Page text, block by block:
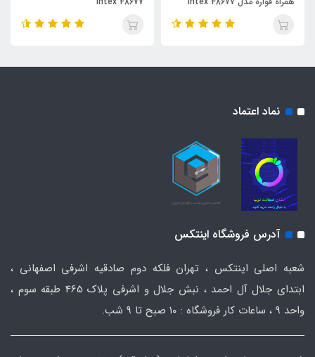
نماد اعتماد
آدرس فروشگاه اینتکس
شعبه اصلی اینتکس ، تهران فلکه دوم صادقیه اشرفی اصفهانی ،
ابتدای جلال آل احمد ، نبش جلال و اشرفی پلاک 465 طبقه سوم ،
واحد ۹ ، ساعات کار فروشگاه : ۱۰ صبح تا ۹ شب.